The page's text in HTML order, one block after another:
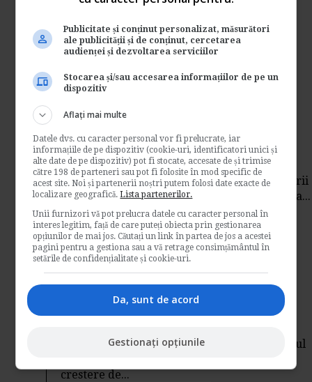
putea fi...
Contabilitate si fiscalitate
→Citeste mai departe
Antreprenorii romani vor
avea parte de noi masuri de
sustinere
Florin Jianu a declarat ca in vederea integrarii
tinerilor in munca si afaceri, se au in vederea...
Contabilitate si fiscalitate
→Citeste mai departe
PIB a inregistrat o crestere
record in primul trimestru
din 2014
Conform datelor oferite de Eurostat, Produsul
crestere de...
Publicitate și conținut personalizat, măsurători
ale publicității și de conținut, cercetarea
audienței și dezvoltarea serviciilor
Stocarea și/sau accesarea informațiilor de pe un
dispozitiv
Aflați mai multe
Datele dvs. cu caracter personal vor fi prelucrate, iar
informațiile de pe dispozitiv (cookie-uri, identificatori unici și
alte date de pe dispozitiv) pot fi stocate, accesate de și trimise
către 198 de parteneri sau pot fi folosite în mod specific de
acest site. Noi și partenerii noștri putem folosi date exacte de
localizare geografică.Lista partenerilor.
Unii furnizori vă pot prelucra datele cu caracter personal în
interes legitim, față de care puteți obiecta prin gestionarea
opțiunilor de mai jos. Căutați un link în partea de jos a acestei
pagini pentru a gestiona sau a vă retrage consimțământul în
setările de confidențialitate și cookie-uri.
Da, sunt de acord
Gestionați opțiunile